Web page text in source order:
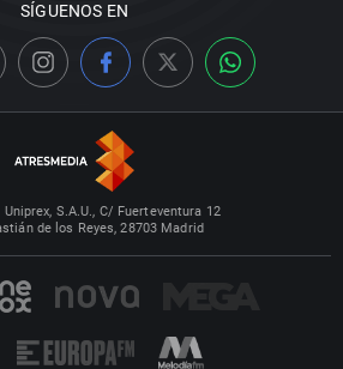
SÍGUENOS EN
S.A.U., C/ Fuerteventura 12
de los Reyes, 28703 Madrid